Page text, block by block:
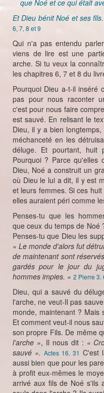
que Noé et ce qui était
Et Dieu bénit Noé et ses
6, 7, 8 et 9
Qui n'a pas entendu
viens de lire est une
arche. Si tu veux la
les chapitres 6, 7 et 8 du
Pourquoi Dieu a-t-il inséré
pas pour nous raconter
c'est pour nous faire
est sauvé. En relisant le
Dieu, il y a bien
méchanceté en les
déluge. Et pourtant, huit
Pourquoi ? Parce qu'elles
Dieu, Noé a construit un
où Dieu le lui a dit, il y est
et leurs femmes. Si ces
elles auraient péri comme
Penses-tu que les
que ceux du temps de Noé
Penses-tu que Dieu les
« Le monde d'alors fut
de maintenant sont
gardés pour le jour du
hommes impies. » 2 Pierre 3.
Dieu, qui a sauvé du
l'arche, ne veut-Il pas
monde, maintenant ?
Et comment veut-il nous
son propre Fils. De même
l'arche », Il nous dit : «
sauvé ». Actes 16. 31 C'est
aussi bien que pour les
à profit eux-mêmes le
arrivé aux fils de Noé s'ils